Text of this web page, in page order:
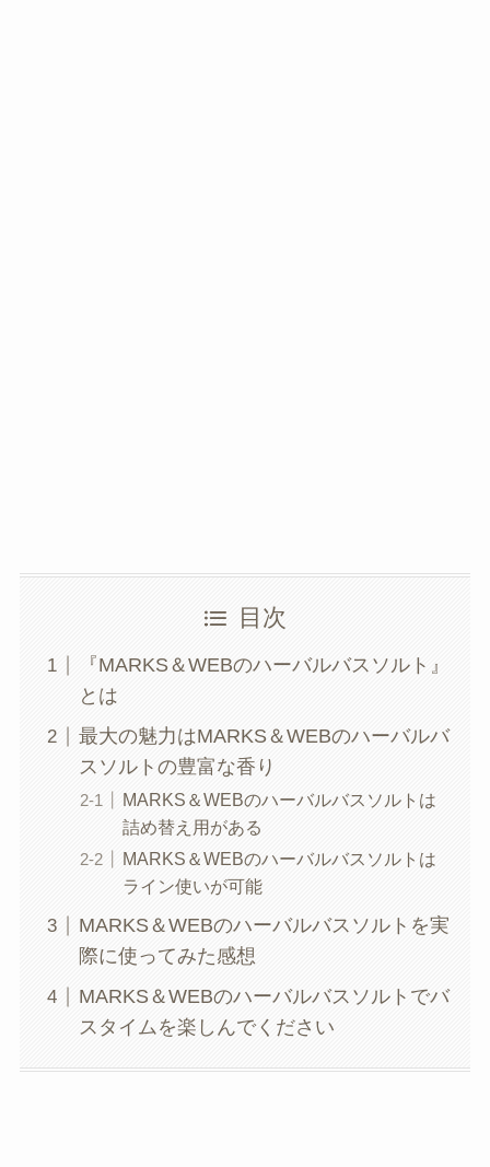
目次
『MARKS＆WEBのハーバルバスソルト』
とは
最大の魅力はMARKS＆WEBのハーバルバ
スソルトの豊富な香り
MARKS＆WEBのハーバルバスソルトは
詰め替え用がある
MARKS＆WEBのハーバルバスソルトは
ライン使いが可能
MARKS＆WEBのハーバルバスソルトを実
際に使ってみた感想
MARKS＆WEBのハーバルバスソルトでバ
スタイムを楽しんでください